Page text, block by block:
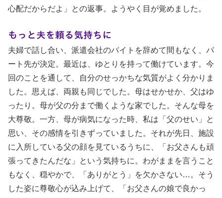
心配だからだよ」との返事。ようやく目が覚めました。
もっと夫を頼る気持ちに
夫婦で話し合い、派遣会社のバイトを辞めて間もなく、パ
ート先が決定。最近は、ゆとりを持って働けています。今
回のことを通して、自分のせっかちな気質がよく分かりま
した。思えば、両親も同じでした。母はせかせか、父はゆ
ったり。母が父の分まで働くような家でした。そんな母を
大尊敬。一方、母が病気になった時、私は「父のせい」と
思い、その感情を引きずっていました。それが先日、施設
に入所している父の顔を見ているうちに、「お父さんも頑
張ってきたんだな」という気持ちに。わがままを言うこと
もなく、穏やかで、「ありがとう」を欠かさない…。そう
した姿に尊敬心が込み上げて、「お父さんの娘で良かっ